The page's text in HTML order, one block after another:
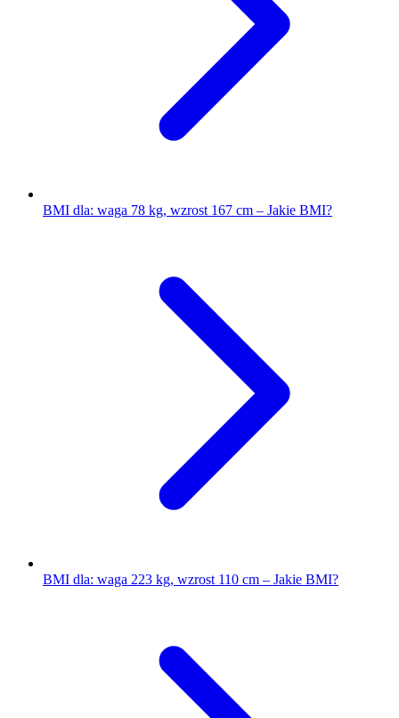
BMI dla: waga 78 kg, wzrost 167 cm – Jakie BMI?
BMI dla: waga 223 kg, wzrost 110 cm – Jakie BMI?